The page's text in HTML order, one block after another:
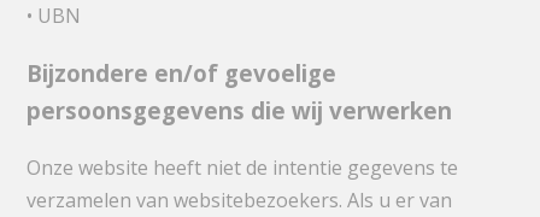
• UBN
Bijzondere en/of gevoelige
persoonsgegevens die wij verwerken
Onze website heeft niet de intentie gegevens te
verzamelen van websitebezoekers. Als u er van